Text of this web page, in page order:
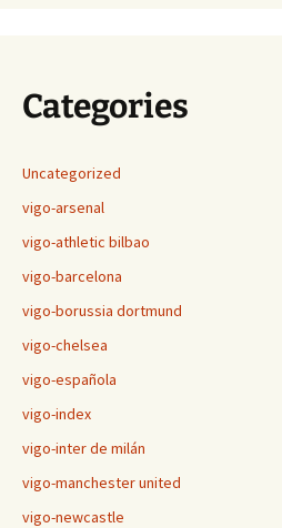
Categories
Uncategorized
vigo-arsenal
vigo-athletic bilbao
vigo-barcelona
vigo-borussia dortmund
vigo-chelsea
vigo-española
vigo-index
vigo-inter de milán
vigo-manchester united
vigo-newcastle